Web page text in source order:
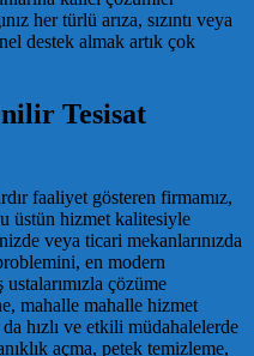
her türlü arıza, sızıntı veya
destek almak artık çok
Tesisat
faaliyet gösteren firmamız,
üstün hizmet kalitesiyle
veya ticari mekanlarınızda
en modern
çözüme
mahalle mahalle hizmet
hızlı ve etkili müdahalelerde
açma, petek temizleme,